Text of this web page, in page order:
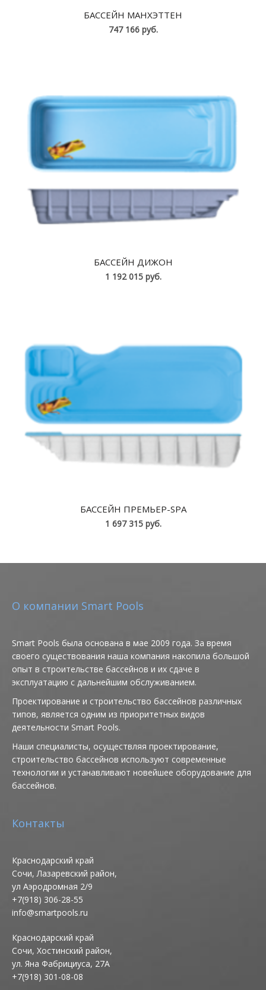
БАССЕЙН МАНХЭТТЕН
747 166 руб.
БАССЕЙН ДИЖОН
1 192 015 руб.
БАССЕЙН ПРЕМЬЕР-SPA
1 697 315 руб.
О компании Smart Pools
Smart Pools была основана в мае 2009 года. За время
своего существования наша компания накопила большой
опыт в строительстве бассейнов и их сдаче в
эксплуатацию с дальнейшим обслуживанием.
Проектирование и строительство бассейнов различных
типов, является одним из приоритетных видов
деятельности Smart Pools.
Наши специалисты, осуществляя проектирование,
строительство бассейнов используют современные
технологии и устанавливают новейшее оборудование для
бассейнов.
Контакты
Краснодарский край
Сочи, Лазаревский район,
ул Аэродромная 2/9
+7(918) 306-28-55
info@smartpools.ru
Краснодарский край
Сочи, Хостинский район,
ул. Яна Фабрициуса, 27А
+7(918) 301-08-08